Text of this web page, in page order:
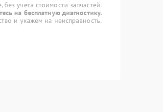
учета стоимости запчастей.
на бесплатную диагностику.
и укажем на неисправность.